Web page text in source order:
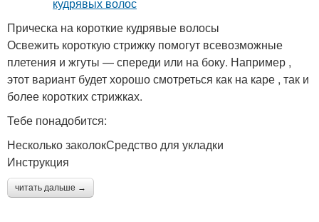
Прическа на короткие кудрявые волосы
Освежить короткую стрижку помогут всевозможные
плетения и жгуты — спереди или на боку. Например ,
этот вариант будет хорошо смотреться как на каре , так и
более коротких стрижках.
Тебе понадобится:
Несколько заколокСредство для укладки
Инструкция
читать дальше →